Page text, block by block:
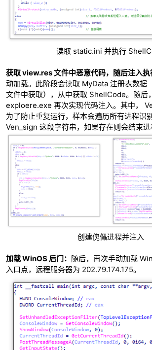
读取 static.ini 并执行
获取 view.res 文件中恶意代码，随后注入执
动加载。此阶段会读取 MyData 注册表数据
文件中获取），从中获取 ShellCode。随后
exploere.exe 再次实现代码注入。其中，
为了防止重复运行，样本会遍历所有进程识
Ven_sign 这段字符串，如果存在则会结束进
创建傀儡进程并注入
加载 WinOS 后门： 随后，再次手动加载
入口点，远程服务器为 202.79.174.175。